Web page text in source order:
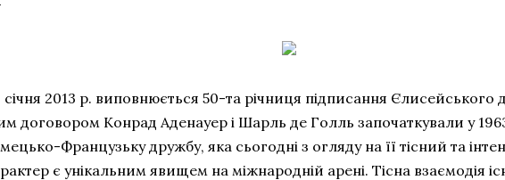
січня 2013 р. виповнюється 50-та річниця підписання Єлисейського
договором Конрад Аденауер і Шарль де Голль започаткували у
Французьку дружбу, яка сьогодні з огляду на її тісний та
є унікальним явищем на міжнародній арені. Тісна взаємодія